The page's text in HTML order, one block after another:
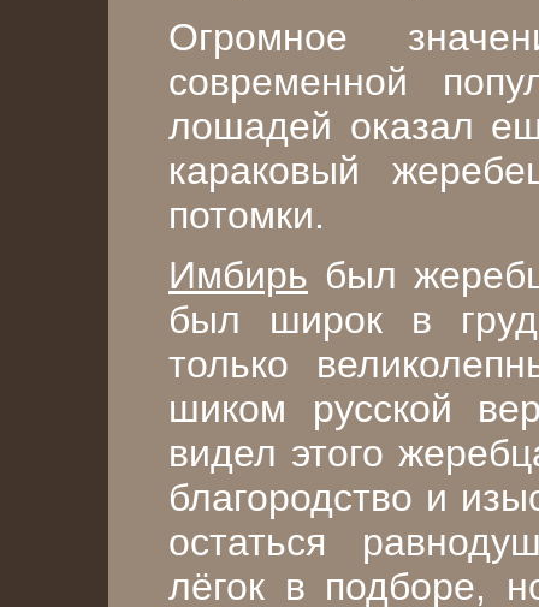
Огромное
современной
лошадей оказал
караковый
потомки.
Имбирь был
был широк в
только
шиком русской
видел этого
благородство и
остаться
лёгок в подборе,